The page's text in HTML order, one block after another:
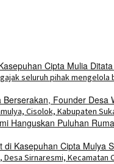
Cipta Mulia
Founder Desa
Hanguskan Puluhan
Kasepuhan Cipta Mulya